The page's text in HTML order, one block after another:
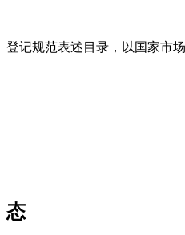
登记规范表述目录，以国家市
态